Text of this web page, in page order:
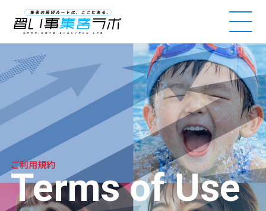
NARAIGOTO SHUKYAKU LAB
ご利用規約
Terms of Use